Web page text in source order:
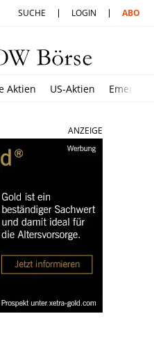
SUCHE LOGIN ABO
Aktien US-Aktien
ANZEIGE